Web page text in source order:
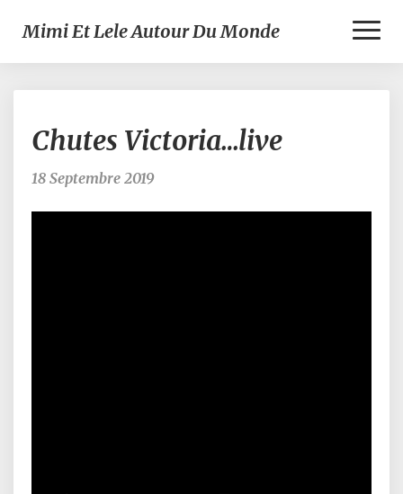
Mimi Et Lele Autour Du Monde
Victoria…
live
Chutes Victoria…live
18 Septembre 2019